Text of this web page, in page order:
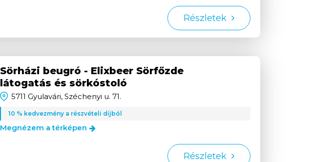
Részletek
Sörházi beugró - Elixbeer Sörfőzde
látogatás és sörkóstoló
5711 Gyulavári, Széchenyi u. 71.
10 % kedvezmény a részvételi díjból
Megnézem a térképen
Részletek